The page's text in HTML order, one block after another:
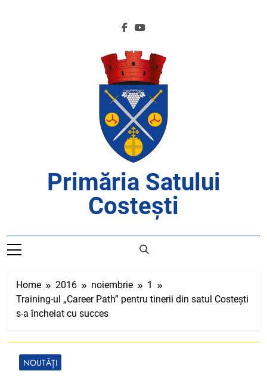
Primăria Satului
Costești
Home 2016 noiembrie
1
Training-ul „Career Path” pentru tinerii din satul Costeşti
s-a încheiat cu succes
NOUTĂȚI